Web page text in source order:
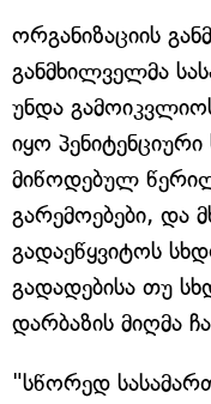
ორგანიზაციის
განმხილველმა
უნდა
იყო პენიტენციური
მიწოდებულ
გარემოებები, და
გადაეწყვიტოს
გადადებისა თუ
დარბაზის მიღმა
"სწორედ